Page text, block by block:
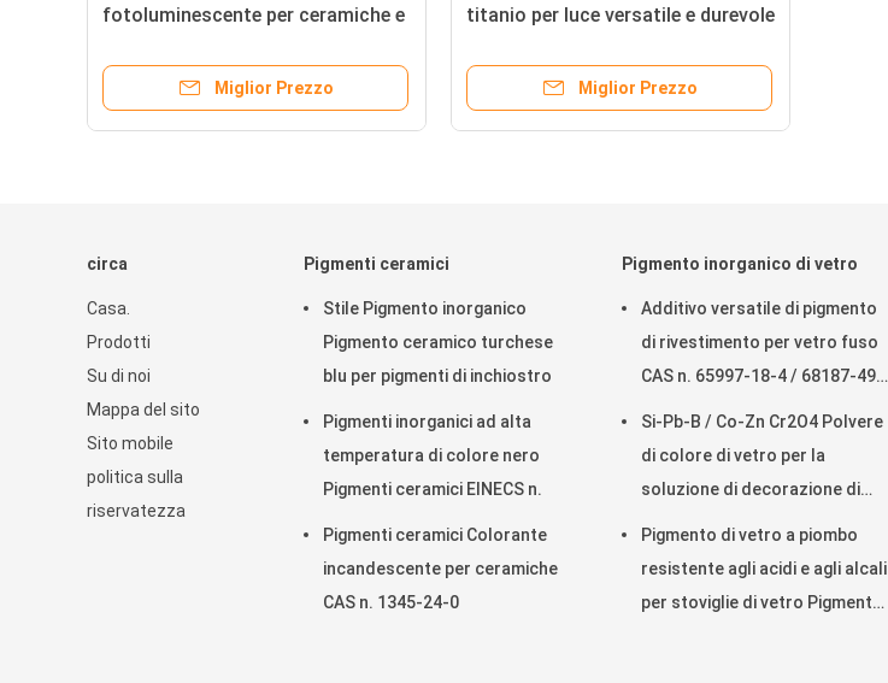
fotoluminescente per ceramiche e
Verde/Giallo/Azzurro/Arancione/Rosso
Miglior Prezzo
titanio per luce versatile e durevole
Miglior Prezzo
circa
Casa.
Prodotti
Su di noi
Mappa del sito
Sito mobile
politica sulla
riservatezza
Pigmenti ceramici
Stile Pigmento inorganico
Pigmento ceramico turchese
blu per pigmenti di inchiostro
Pigmenti inorganici ad alta
temperatura di colore nero
Pigmenti ceramici EINECS n.
Pigmenti ceramici Colorante
incandescente per ceramiche
CAS n. 1345-24-0
Pigmento inorganico di vetro
Additivo versatile di pigmento
di rivestimento per vetro fuso
CAS n. 65997-18-4 / 68187-49-
Si-Pb-B / Co-Zn Cr2O4 Polvere
di colore di vetro per la
soluzione di decorazione di
Pigmento di vetro a piombo
resistente agli acidi e agli alcali
per stoviglie di vetro Pigmento